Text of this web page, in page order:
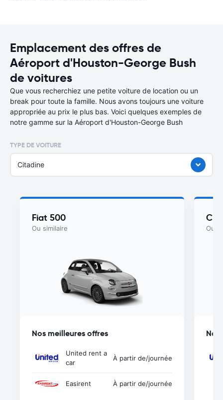
Emplacement des offres de
Aéroport d'Houston-George Bush
de voitures
Que vous recherchiez une petite voiture de location ou un
break pour toute la famille. Nous avons toujours une voiture
appropriée au prix le plus bas. Voici quelques exemples de
notre gamme sur la Aéroport d'Houston-George Bush
TYPE DE VOITURE
Citadine
Fiat 500
Ou similaire
Nos meilleures offres
United rent a
car
À partir de/journée
Easirent À partir de/journée
Ou
Nos